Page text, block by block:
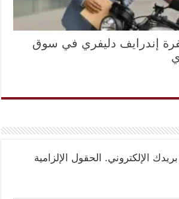
إندرايف دليفري في سوق
الإلكتروني.
الحقول الإلزامية